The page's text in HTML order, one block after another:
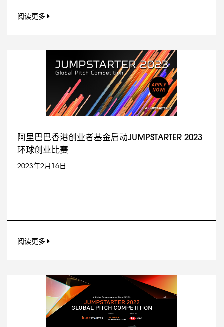
阅读更多
阿里巴巴香港创业者基金启动JUMPSTARTER 2023
环球创业比赛
2023年2月16日
阅读更多